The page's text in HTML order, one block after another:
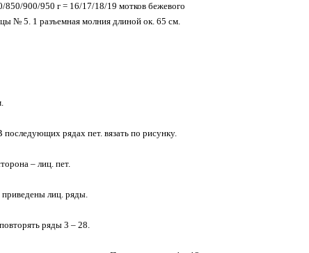
850/900/950 г = 16/17/18/19 мотков бежевого
№ 5. 1 разъемная молния длиной ок. 65 см.
рядах пет. вязать по рисунку.
– лиц. пет.
лиц. ряды.
ряды 3 – 28.